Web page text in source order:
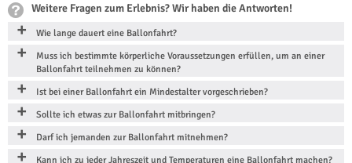
Weitere Fragen zum Erlebnis? Wir haben die Antworten!
Wie lange dauert eine Ballonfahrt?
Muss ich bestimmte körperliche Voraussetzungen erfüllen, um an einer
Ballonfahrt teilnehmen zu können?
Ist bei einer Ballonfahrt ein Mindestalter vorgeschrieben?
Sollte ich etwas zur Ballonfahrt mitbringen?
Darf ich jemanden zur Ballonfahrt mitnehmen?
Kann ich zu jeder Jahreszeit und Temperaturen eine Ballonfahrt machen?